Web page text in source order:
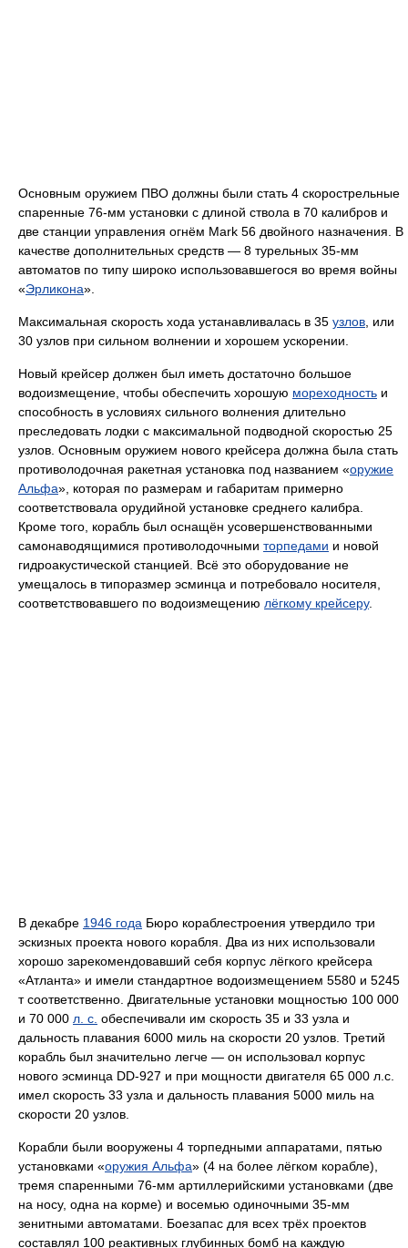
Основным оружием ПВО должны были стать 4 скорострельные
спаренные 76-мм установки с длиной ствола в 70 калибров и
две станции управления огнём Mark 56 двойного назначения. В
качестве дополнительных средств — 8 турельных 35-мм
автоматов по типу широко использовавшегося во время войны
«Эрликона».
Максимальная скорость хода устанавливалась в 35 узлов, или
30 узлов при сильном волнении и хорошем ускорении.
Новый крейсер должен был иметь достаточно большое
водоизмещение, чтобы обеспечить хорошую мореходность и
способность в условиях сильного волнения длительно
преследовать лодки с максимальной подводной скоростью 25
узлов. Основным оружием нового крейсера должна была стать
противолодочная ракетная установка под названием «оружие
Альфа», которая по размерам и габаритам примерно
соответствовала орудийной установке среднего калибра.
Кроме того, корабль был оснащён усовершенствованными
самонаводящимися противолодочными торпедами и новой
гидроакустической станцией. Всё это оборудование не
умещалось в типоразмер эсминца и потребовало носителя,
соответствовавшего по водоизмещению лёгкому крейсеру.
В декабре 1946 года Бюро кораблестроения утвердило три
эскизных проекта нового корабля. Два из них использовали
хорошо зарекомендовавший себя корпус лёгкого крейсера
«Атланта» и имели стандартное водоизмещением 5580 и 5245
т соответственно. Двигательные установки мощностью 100 000
и 70 000 л. с. обеспечивали им скорость 35 и 33 узла и
дальность плавания 6000 миль на скорости 20 узлов. Третий
корабль был значительно легче — он использовал корпус
нового эсминца DD-927 и при мощности двигателя 65 000 л.с.
имел скорость 33 узла и дальность плавания 5000 миль на
скорости 20 узлов.
Корабли были вооружены 4 торпедными аппаратами, пятью
установками «оружия Альфа» (4 на более лёгком корабле),
тремя спаренными 76-мм артиллерийскими установками (две
на носу, одна на корме) и восемью одиночными 35-мм
зенитными автоматами. Боезапас для всех трёх проектов
составлял 100 реактивных глубинных бомб на каждую